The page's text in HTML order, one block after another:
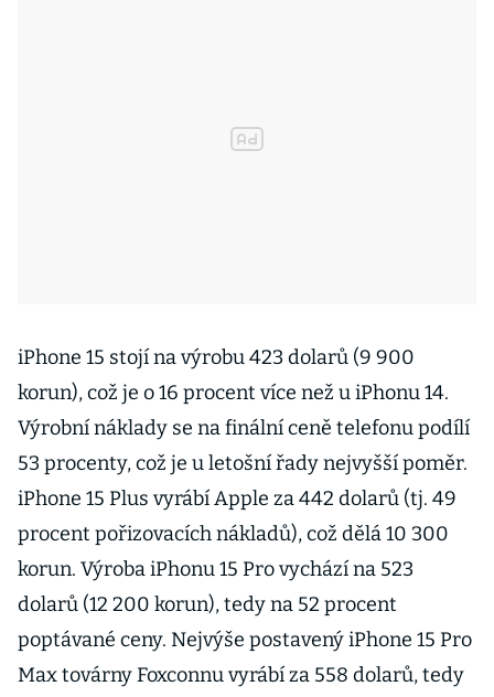
iPhone 15 stojí na výrobu 423 dolarů (9 900
korun), což je o 16 procent více než u iPhonu 14.
Výrobní náklady se na finální ceně telefonu podílí
53 procenty, což je u letošní řady nejvyšší poměr.
iPhone 15 Plus vyrábí Apple za 442 dolarů (tj. 49
procent pořizovacích nákladů), což dělá 10 300
korun. Výroba iPhonu 15 Pro vychází na 523
dolarů (12 200 korun), tedy na 52 procent
poptávané ceny. Nejvýše postavený iPhone 15 Pro
Max továrny Foxconnu vyrábí za 558 dolarů, tedy